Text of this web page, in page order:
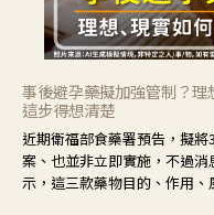
事後避孕藥擬加強管制？理
這步得想清楚
近期衛福部食藥署預告，擬
案、也並非立即實施，不過
示，這三款藥物目的、作用